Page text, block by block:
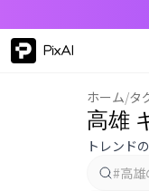
PixAI
ホーム/タ
高雄
トレンド